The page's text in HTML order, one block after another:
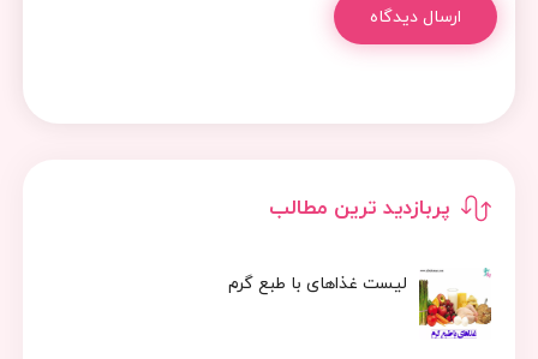
پربازدید ترین مطالب
لیست غذاهای با طبع گرم
ارسال دیدگاه